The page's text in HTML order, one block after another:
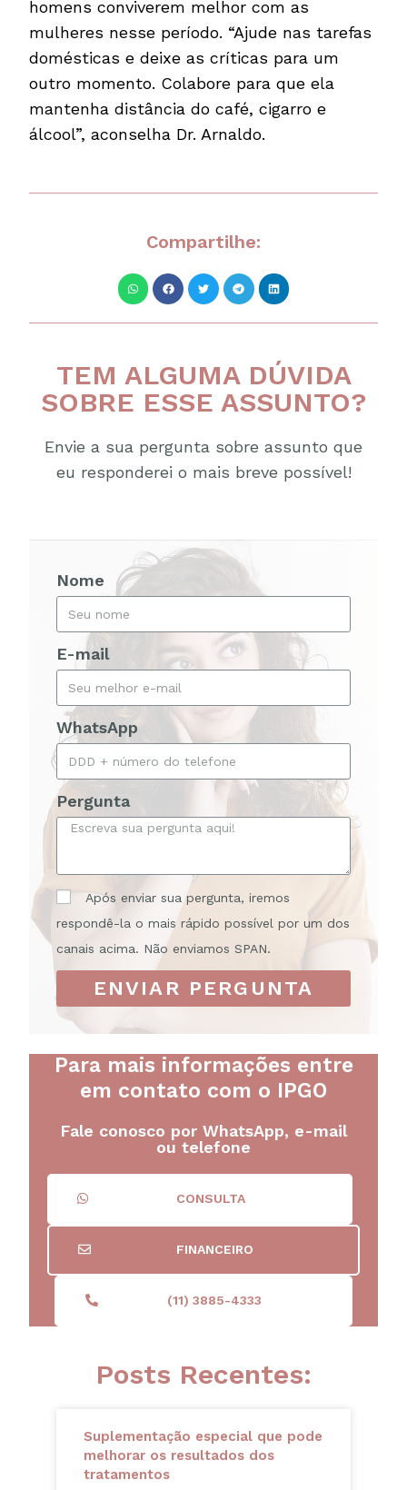
homens conviverem melhor com as
mulheres nesse período. “Ajude nas tarefas
domésticas e deixe as críticas para um
outro momento. Colabore para que ela
mantenha distância do café, cigarro e
álcool”, aconselha Dr. Arnaldo.
Compartilhe:
TEM ALGUMA DÚVIDA
SOBRE ESSE ASSUNTO?
Envie a sua pergunta sobre assunto que
eu responderei o mais breve possível!
Nome
E-mail
WhatsApp
Pergunta
Após enviar sua pergunta, iremos
respondê-la o mais rápido possível por um dos
canais acima. Não enviamos SPAN.
ENVIAR PERGUNTA
Para mais informações entre
em contato com o IPGO
Fale conosco por WhatsApp, e-mail
ou telefone
CONSULTA
FINANCEIRO
(11) 3885-4333
Posts Recentes:
Suplementação especial que pode
melhorar os resultados dos
tratamentos